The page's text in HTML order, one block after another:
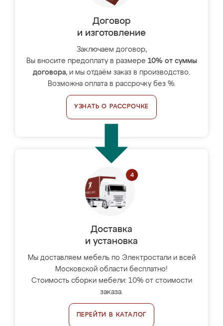
Договор
и изготовление
Заключаем договор,
Вы вносите предоплату в размере 10% от суммы
договора, и мы отдаём заказ в производство.
Возможна оплата в рассрочку без %.
УЗНАТЬ О РАССРОЧКЕ
Доставка
и установка
Мы доставляем мебель по Электростали и всей
Московской области бесплатно!
Стоимость сборки мебели: 10% от стоимости
заказа.
ПЕРЕЙТИ В КАТАЛОГ